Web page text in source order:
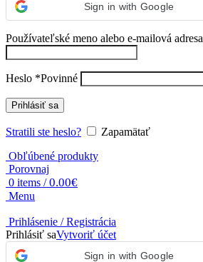
Sign in with Google
Používateľské meno alebo e-mailová adresa
Heslo *Povinné
Prihlásiť sa
Stratili ste heslo?
Zapamätať
Obľúbené produkty
Porovnaj
0 items / 0.00€
Menu
Prihlásenie / Registrácia
Prihlásiť saVytvoriť účet
Sign in with Google